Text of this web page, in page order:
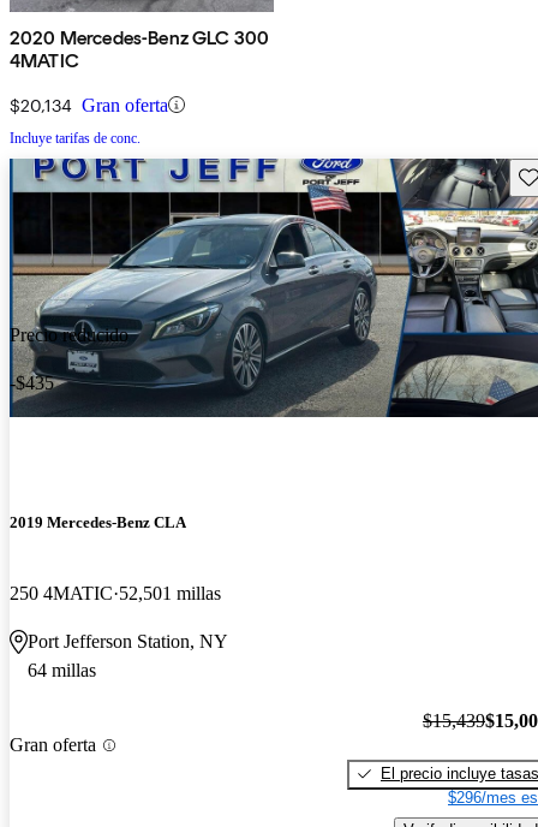
2020 Mercedes-Benz GLC 300
4MATIC
$20,134 Gran oferta
Incluye tarifas de conc.
Precio reducido
-$435
2019 Mercedes-Benz CLA
250 4MATIC 52,501 millas
Port Jefferson Station, NY
64 millas
Gran oferta
$15,439
El precio incluye tasas
$296/mes